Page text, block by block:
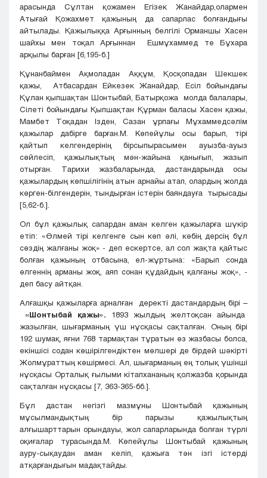
арасында Сұлтан қожамен Егізек Жанайдар,олармен
Атығай Қожахмет қажының да сапарлас болғандығы
айтылады. Қажылыққа Арғынның белгілі Орманшы Хасен
шайхы мен тоқал Арғыннан Ешмұхаммед те Бұхара
арқылы барған [6,195-б.]
Құнанбаймен Ақмоладан Аққұм, Қосқопадан Шекшек
қажы, Атбасардан Ейкезек Жанайдар, Есіл бойындағы
Құлан қыпшақтан Шонтыбай, Батырқожа молда балалары,
Сілеті бойындағы Қыпшақтан Құрман баласы Хасен қажы,
Мамбет Тоқадан Ізден, Сазан ұрпағы Мұхаммедсәлім
қажылар дабірге барған.М. Көпейұлы осы барып, тірі
қайтып келгендерінің бірсыпырасымен ауызба-ауыз
сөйлесіп, қажылықтың мән-жайына қанығып, жазып
отырған. Тарихи жазбаларында, дастандарында осы
қажылардың көпшілігінің атын арнайы атап, олардың жолда
көрген-білгендерін, тындырған істерін баяндауға тырысады
[5,62-б.].
Ол бұл қажылық сапардан аман келген қажыларға шүкір
етіп: «Өлмей тірі келгенге сын көп әлі, көбің дерсің бұл
сөздің жалғаны жоқ» - деп ескертсе, ал сол жақта қайтыс
болған қажының отбасына, ел-жұртына: «Барып сонда
өлгеннің арманы жоқ, аяп сонан құдайдың қалғаны жоқ», -
деп басу айтқан.
Алғашқы қажыларға арналған деректі дастандардың бірі –
«Шонтыбай қажы». 1893 жылдың желтоқсан айында
жазылған, шығарманың үш нұсқасы сақталған. Оның бірі
192 шумақ, яғни 768 тармақтан тұратын өз жазбасы болса,
екіншісі содан көшірілгендіктен мөлшері де бірдей шәкірті
Жолмұраттың көшірмесі. Ал, шығарманың ең толық үшінші
нұсқасы Орталық ғылыми кітапхананың қолжазба қорында
сақталған нұсқасы [7, 363-365-бб.].
Бұл дастан негізгі мазмұны Шонтыбай қажының
мұсылмандықтың бір парызы қажылықтың
алғышарттарын орындауы, жол сапарларында болған түрлі
оқиғалар турасында.М. Көпейұлы Шонтыбай қажының
ауру-сықаудан аман келіп, қажыға тән ізгі істерді
атқарғандығын мадақтайды.